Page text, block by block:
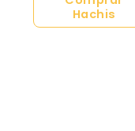
Hachis